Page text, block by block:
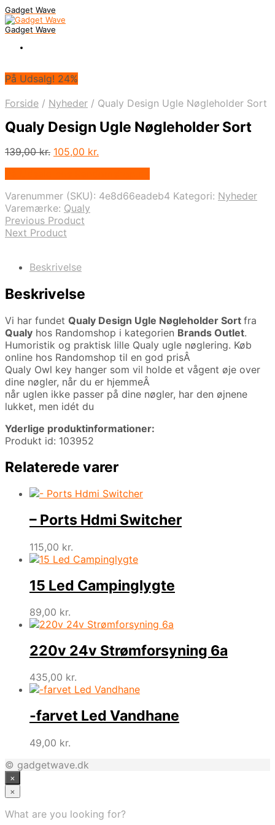
Gadget Wave
Gadget Wave
På Udsalg! 24%
Forside / Nyheder / Qualy Design Ugle Nøgleholder Sort
Qualy Design Ugle Nøgleholder Sort
139,00kr. Den
139,00 kr..
105,00 kr.
105,00 kr..
Varenummer (SKU): 4e8d66eadeb4 Kategori: Nyheder
Varemærke: Qualy
Previous Product
Next Product
Beskrivelse
Beskrivelse
Vi har fundet Qualy Design Ugle Nøgleholder Sort fra
Qualy hos Randomshop i kategorien Brands Outlet.
Humoristik og praktisk lille Qualy ugle nøglering. Køb
online hos Randomshop til en god prisÂ
Qualy Owl key hanger som vil holde et vågent øje over
dine nøgler, når du er hjemmeÂ
når uglen ikke passer på dine nøgler, har den øjnene
lukket, men idét du
Yderlige produktinformationer:
Produkt id: 103952
Relaterede varer
– Ports Hdmi Switcher
115,00 kr.
15 Led Campinglygte
89,00 kr.
220v 24v Strømforsyning 6a
435,00 kr.
-farvet Led Vandhane
49,00 kr.
© gadgetwave.dk
×
×
What are you looking for?